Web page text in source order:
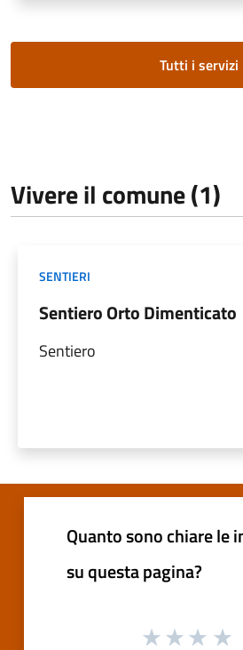
Tutti i servizi
Vivere il comune (1)
SENTIERI
Sentiero Orto Dimenticato
Sentiero
Quanto sono chiare le
su questa pagina?